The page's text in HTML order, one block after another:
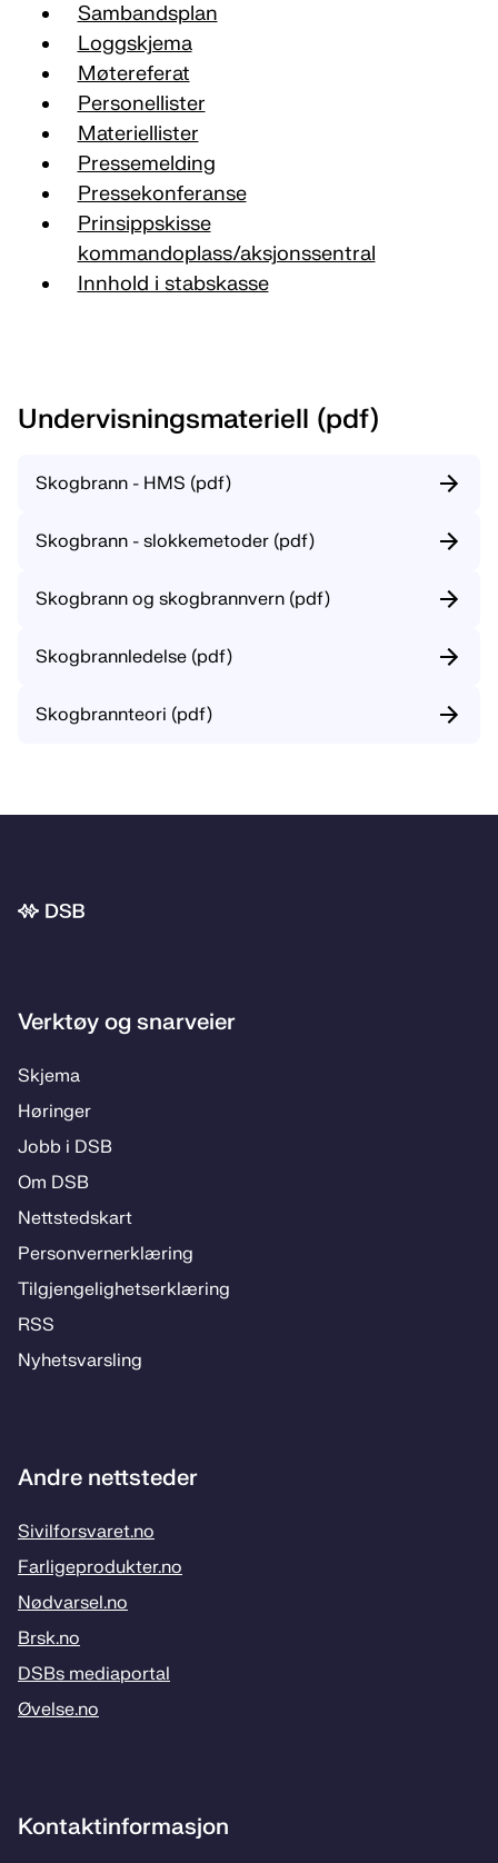
Sambandsplan
Loggskjema
Møtereferat
Personellister
Materiellister
Pressemelding
Pressekonferanse
Prinsippskisse
kommandoplass/aksjonssentral
Innhold i stabskasse
Undervisningsmateriell (pdf)
Skogbrann - HMS (pdf)
Skogbrann - slokkemetoder (pdf)
Skogbrann og skogbrannvern (pdf)
Skogbrannledelse (pdf)
Skogbrannteori (pdf)
Bunnområde
Verktøy og snarveier
Skje­­ma
Hø­rin­­ger
Jobb i DSB
Om DSB
Nett­steds­­kart
Per­­son­ver­n­er­klæ­­ring
Til­­­gjen­­ge­­lig­hets­­er­klæ­­ring
RSS
Ny­hets­­vars­­ling
Andre nettsteder
Sivilforsvaret.no
Farligeprodukter.no
Nødvarsel.no
Brsk.no
DSBs mediaportal
Øvelse.no
Kontaktinformasjon